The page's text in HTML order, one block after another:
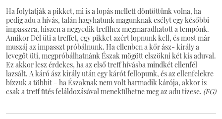
Ha folytatják a pikket, mi is a lopás mellett döntöttünk volna, ha
pedig adu a hívás, talán hagyhatunk magunknak esélyt egy későbbi
impasszra, hiszen a negyedik treffhez megmaradhatott a tempónk.
Amikor Dél üti a treffet, egy pikket azért lopnunk kell, és most már
muszáj az impasszt próbálnunk. Ha ellenben a kőr ász- király a
levegőt üti, megpróbálhatnánk Észak mögött elszökni két kis aduval.
Ez akkor lesz érdekes, ha az első treff hívásba mindkét ellenfél
lazsált. A káró ász király után egy kárót fellopunk, és az ellenfelekre
bízzuk a többit – ha Északnak nem volt harmadik kárója, akkor is
csak a treff ütés feláldozásával menekülhetne meg az adu tízese. (FG)